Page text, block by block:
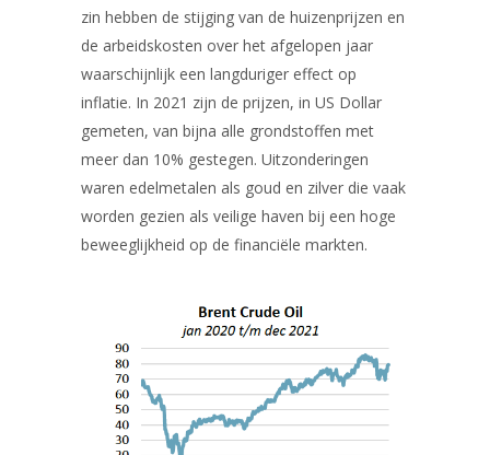
zin hebben de stijging van de huizenprijzen en
de arbeidskosten over het afgelopen jaar
waarschijnlijk een langduriger effect op
inflatie. In 2021 zijn de prijzen, in US Dollar
gemeten, van bijna alle grondstoffen met
meer dan 10% gestegen. Uitzonderingen
waren edelmetalen als goud en zilver die vaak
worden gezien als veilige haven bij een hoge
beweeglijkheid op de financiële markten.